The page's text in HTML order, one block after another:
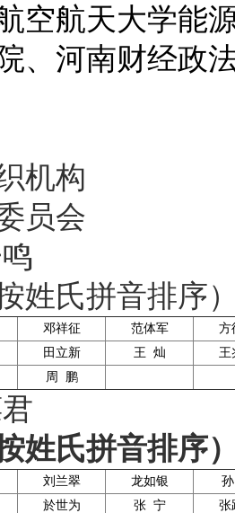
空航天大学能
、河南财经政
机构
员会
按姓氏拼音排序
邓祥征 范体军
方
田立新 王 灿
王
周 鹏
姓氏拼音排序
刘兰翠 龙如银
於世为 张 宁 张